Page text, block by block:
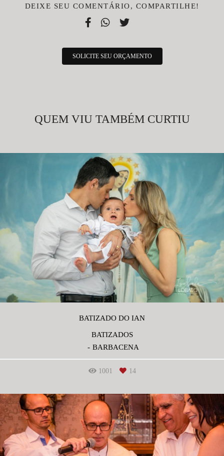
DEIXE SEU COMENTÁRIO, COMPARTILHE!
SOLICITE SEU ORÇAMENTO
QUEM VIU TAMBÉM CURTIU
BATIZADO DO IAN
BATIZADOS
BARBACENA
1001 14